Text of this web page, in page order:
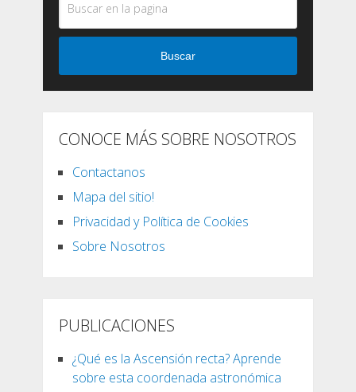
Buscar
CONOCE MÁS SOBRE NOSOTROS
Contactanos
Mapa del sitio!
Privacidad y Política de Cookies
Sobre Nosotros
PUBLICACIONES
¿Qué es la Ascensión recta? Aprende
sobre esta coordenada astronómica